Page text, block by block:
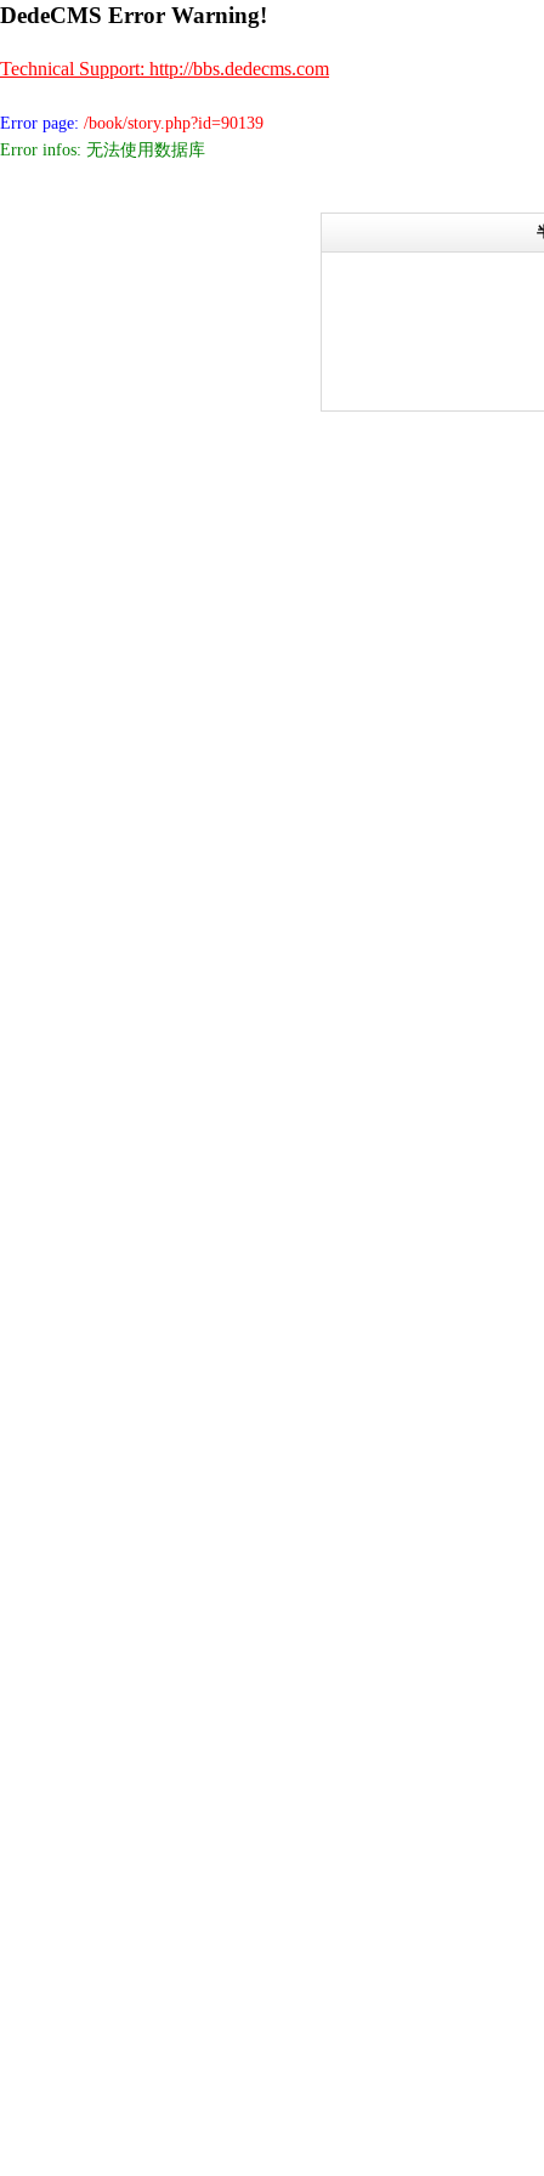
DedeCMS Error Warning!
Technical Support: http://bbs.dedecms.com
Error page: /book/story.php?id=90139
Error infos: 无法使用数据库